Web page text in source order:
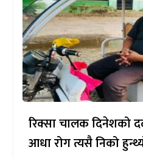
रिक्सा चालक दिनेशको
आधा रोग त्यसै निको